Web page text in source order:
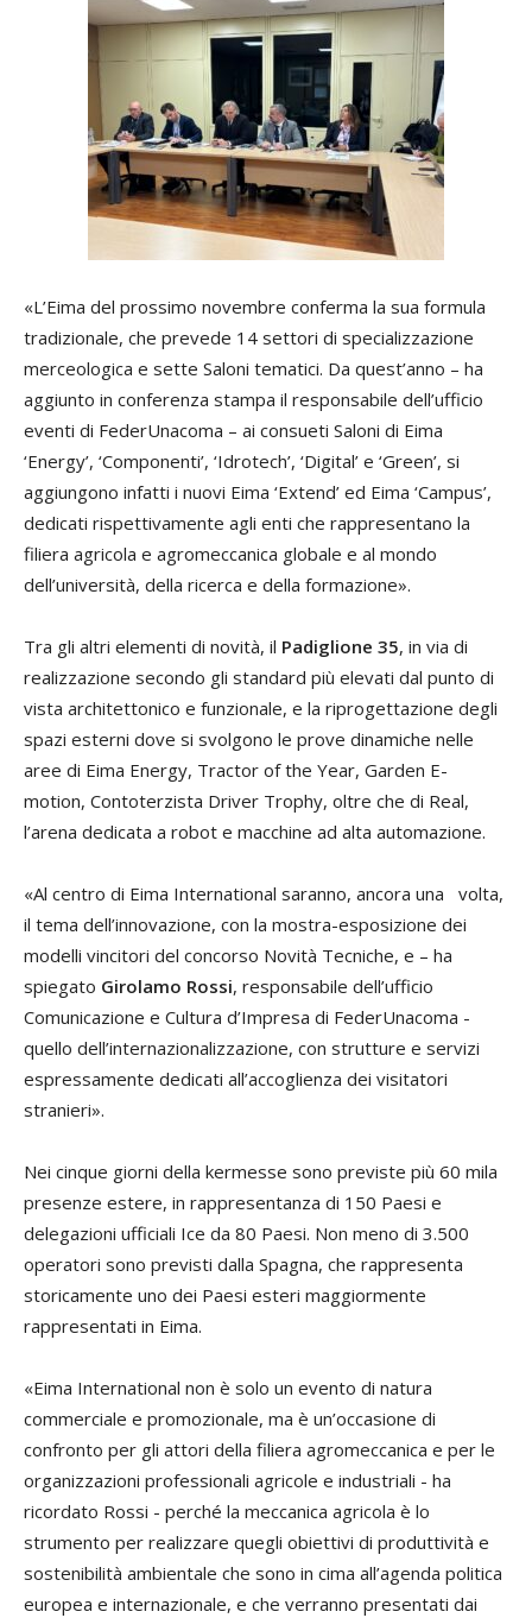
«L’Eima del prossimo novembre conferma la sua formula
tradizionale, che prevede 14 settori di specializzazione
merceologica e sette Saloni tematici. Da quest’anno – ha
aggiunto in conferenza stampa il responsabile dell’ufficio
eventi di FederUnacoma – ai consueti Saloni di Eima
‘Energy’, ‘Componenti’, ‘Idrotech’, ‘Digital’ e ‘Green’, si
aggiungono infatti i nuovi Eima ‘Extend’ ed Eima ‘Campus’,
dedicati rispettivamente agli enti che rappresentano la
filiera agricola e agromeccanica globale e al mondo
dell’università, della ricerca e della formazione».
Tra gli altri elementi di novità, il Padiglione 35, in via di
realizzazione secondo gli standard più elevati dal punto di
vista architettonico e funzionale, e la riprogettazione degli
spazi esterni dove si svolgono le prove dinamiche nelle
aree di Eima Energy, Tractor of the Year, Garden E-
motion, Contoterzista Driver Trophy, oltre che di Real,
l’arena dedicata a robot e macchine ad alta automazione.
«Al centro di Eima International saranno, ancora una volta,
il tema dell’innovazione, con la mostra-esposizione dei
modelli vincitori del concorso Novità Tecniche, e – ha
spiegato Girolamo Rossi, responsabile dell’ufficio
Comunicazione e Cultura d’Impresa di FederUnacoma -
quello dell’internazionalizzazione, con strutture e servizi
espressamente dedicati all’accoglienza dei visitatori
stranieri».
Nei cinque giorni della kermesse sono previste più 60 mila
presenze estere, in rappresentanza di 150 Paesi e
delegazioni ufficiali Ice da 80 Paesi. Non meno di 3.500
operatori sono previsti dalla Spagna, che rappresenta
storicamente uno dei Paesi esteri maggiormente
rappresentati in Eima.
«Eima International non è solo un evento di natura
commerciale e promozionale, ma è un’occasione di
confronto per gli attori della filiera agromeccanica e per le
organizzazioni professionali agricole e industriali - ha
ricordato Rossi - perché la meccanica agricola è lo
strumento per realizzare quegli obiettivi di produttività e
sostenibilità ambientale che sono in cima all’agenda politica
europea e internazionale, e che verranno presentati dai